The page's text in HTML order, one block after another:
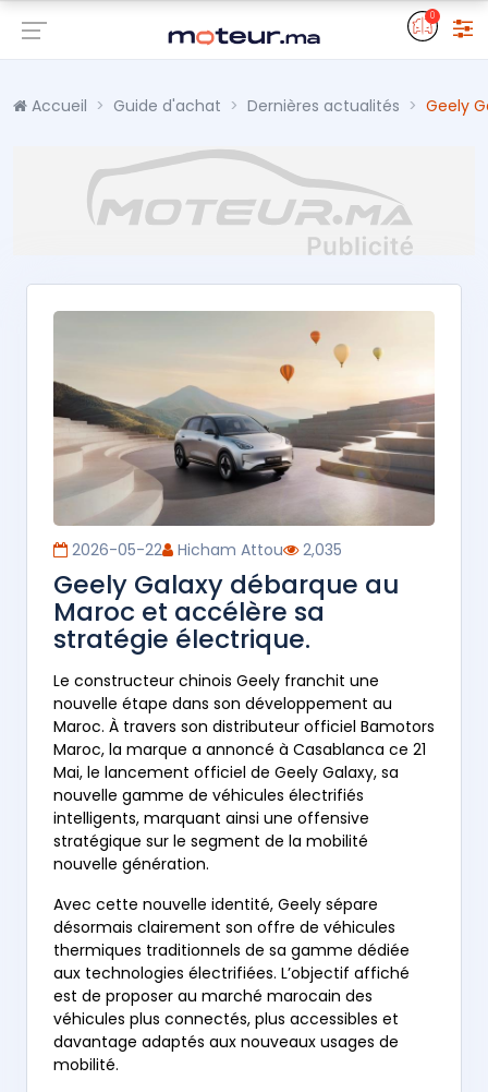
0
Accueil Guide d'achat Dernières actualités Geely
2026-05-22 Hicham Attou 2,035
Geely Galaxy débarque au
Maroc et accélère sa
stratégie électrique.
Le constructeur chinois Geely franchit une
nouvelle étape dans son développement au
Maroc. À travers son distributeur officiel Bamotors
Maroc, la marque a annoncé à Casablanca ce 21
Mai, le lancement officiel de Geely Galaxy, sa
nouvelle gamme de véhicules électrifiés
intelligents, marquant ainsi une offensive
stratégique sur le segment de la mobilité
nouvelle génération.
Avec cette nouvelle identité, Geely sépare
désormais clairement son offre de véhicules
thermiques traditionnels de sa gamme dédiée
aux technologies électrifiées. L’objectif affiché
est de proposer au marché marocain des
véhicules plus connectés, plus accessibles et
davantage adaptés aux nouveaux usages de
mobilité.